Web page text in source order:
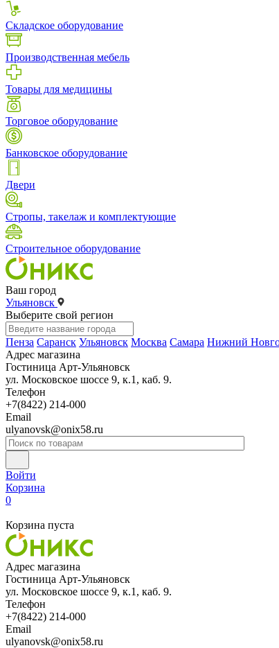
Складское оборудование
Производственная мебель
Товары для медицины
Торговое оборудование
Банковское оборудование
Двери
Стропы, такелаж и комплектующие
Строительное оборудование
Ваш город
Ульяновск
Выберите свой регион
Пенза Саранск Ульяновск Москва Самара Нижний
Адрес магазина
Гостиница Арт-Ульяновск
ул. Московское шоссе 9, к.1, каб. 9.
Телефон
+7(8422) 214-000
Email
ulyanovsk@onix58.ru
Войти
Корзина
0
Корзина пуста
Адрес магазина
Гостиница Арт-Ульяновск
ул. Московское шоссе 9, к.1, каб. 9.
Телефон
+7(8422) 214-000
Email
ulyanovsk@onix58.ru